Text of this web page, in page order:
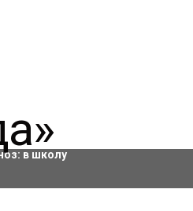
в школу